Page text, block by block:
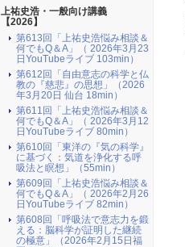
上祐史浩・一般向け講義
【2026】
第613回「上祐史浩悩み相談＆
何でもQ＆A」（ 2026年3月23
日YouTubeライブ 103min）
第612回「自由意志の科学と仏
教の『慈悲』の思想」（2026
年3月20日 仙台 18min）
第611回「上祐史浩悩み相談＆
何でもQ＆A」（ 2026年3月12
日YouTubeライブ 80min）
第610回「東洋の『気の科学』
に基づく：気道を浄化する呼
吸法と瞑想」（55min）
第609回「上祐史浩悩み相談＆
何でもQ＆A」（ 2026年2月26
日YouTubeライブ 82min）
第608回「呼吸法で意志力を鍛
える：脳科学が証明した継続
の極意」（2026年2月15日福